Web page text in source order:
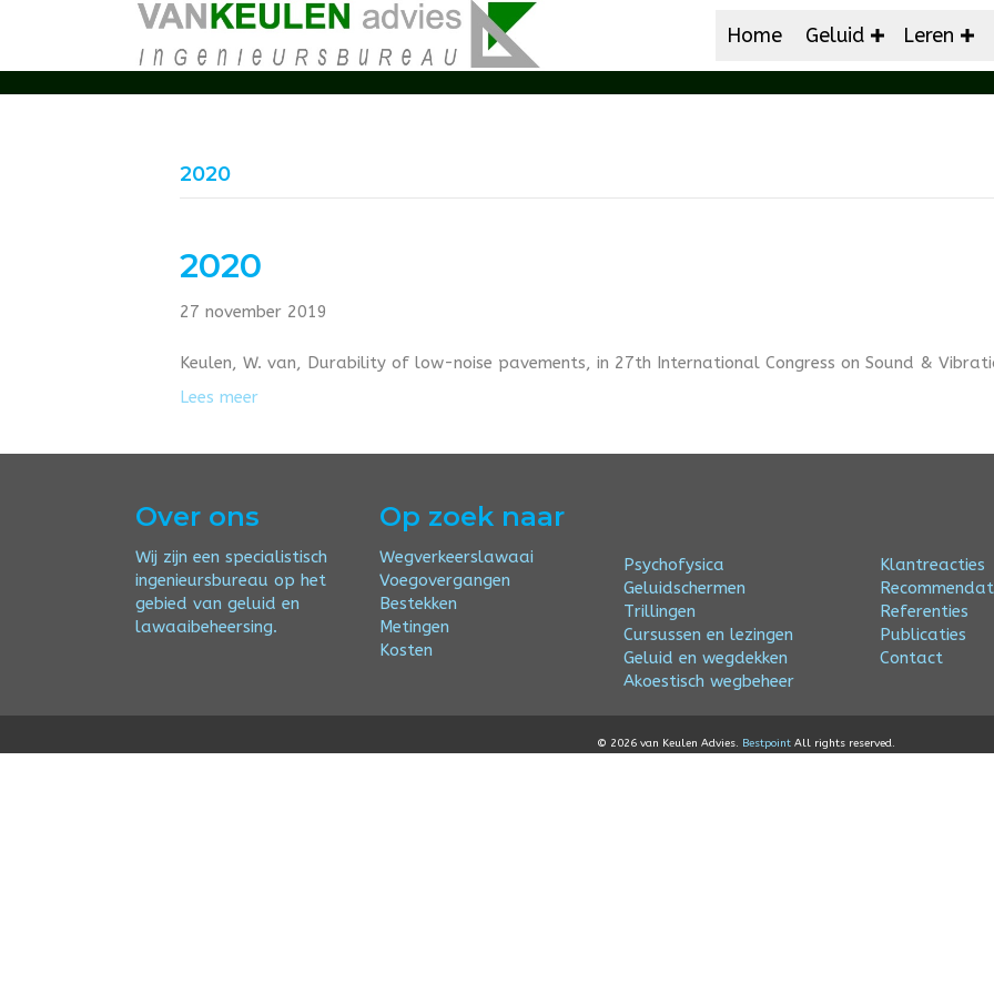
Home Geluid Leren
2020
2020
27 november 2019
Keulen, W. van, Durability of low-noise pavements, in 27th International Congress on Sound &
Lees meer
Over ons
Wij zijn een specialistisch
ingenieursbureau op het
gebied van geluid en
lawaaibeheersing.
Op zoek naar
Wegverkeerslawaai
Voegovergangen
Bestekken
Metingen
Kosten
Psychofysica
Geluidschermen
Trillingen
Cursussen en lezingen
Geluid en wegdekken
Akoestisch wegbeheer
Klantreacties
Referenties
Publicaties
Contact
© 2026 van Keulen Advies. BestpointAll rights reserved.